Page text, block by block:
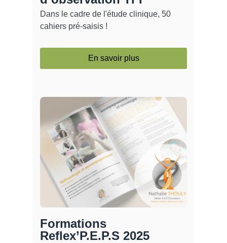
Dans le cadre de l'étude clinique, 50
cahiers pré-saisis !
En savoir plus
Formations
Reflex’P.E.P.S 2025